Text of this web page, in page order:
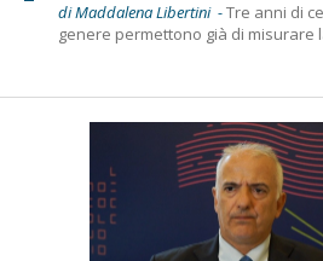
di Maddalena Libertini -Tre anni di
genere permettono già di misurare